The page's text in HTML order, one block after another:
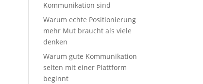
Kommunikation sind
Warum echte Positionierung
mehr Mut braucht als viele
denken
Warum gute Kommunikation
selten mit einer Plattform
beginnt